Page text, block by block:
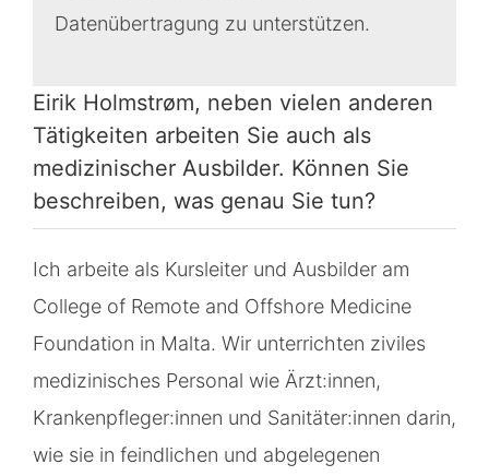
Datenübertragung zu unterstützen.
Eirik Holmstrøm, neben vielen anderen
Tätigkeiten arbeiten Sie auch als
medizinischer Ausbilder. Können Sie
beschreiben, was genau Sie tun?
Ich arbeite als Kursleiter und Ausbilder am
College of Remote and Offshore Medicine
Foundation in Malta. Wir unterrichten ziviles
medizinisches Personal wie Ärzt:innen,
Krankenpfleger:innen und Sanitäter:innen darin,
wie sie in feindlichen und abgelegenen